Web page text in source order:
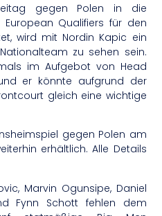
gegen Polen in die
Qualifiers für den
wird mit Nordin Kapic ein
zu sehen sein.
im Aufgebot von Head
er könnte aufgrund der
gleich eine wichtige
gegen Polen am
erhältlich. Alle Details
Marvin Ogunsipe, Daniel
Fynn Schott fehlen dem